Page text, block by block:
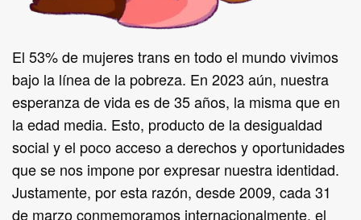
El 53% de mujeres trans en todo el mundo vivimos
bajo la línea de la pobreza. En 2023 aún, nuestra
esperanza de vida es de 35 años, la misma que en
la edad media. Esto, producto de la desigualdad
social y el poco acceso a derechos y oportunidades
que se nos impone por expresar nuestra identidad.
Justamente, por esta razón, desde 2009, cada 31
de marzo conmemoramos internacionalmente, el